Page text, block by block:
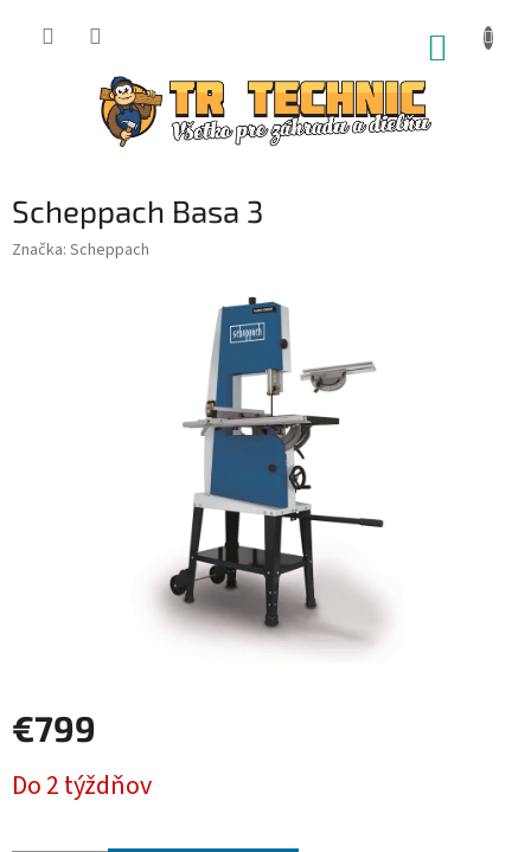
Scheppach Basa 3
Značka: Scheppach
€799
cena:
Do 2 týždňov